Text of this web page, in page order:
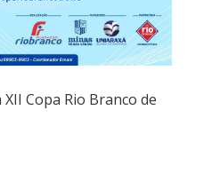
Copa Rio Branco de